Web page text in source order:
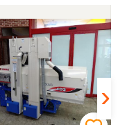
していて、金額も
決めました！ それ
決め手で、良い買
ります。